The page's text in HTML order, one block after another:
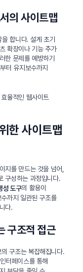
의 사이트맵
합니다. 설계 초기
확장이나 기능 추가
한 문제를 예방하기
터 유지보수까지
율적인 웹사이트
한 사이트맵
지를 만드는 것을 넘어,
구성하는 과정입니다.
성 도구의 활용이
까지 일관된 구조를
다.
구조적 접근
구조는 복잡해집니다.
터페이스를 통해